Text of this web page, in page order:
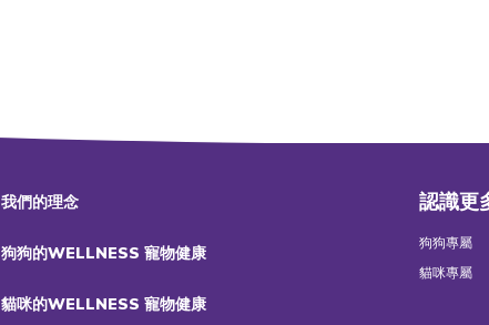
我們的理念
狗狗的WELLNESS 寵物健康
貓咪的WELLNESS 寵物健康
認識更
狗狗專屬
貓咪專屬